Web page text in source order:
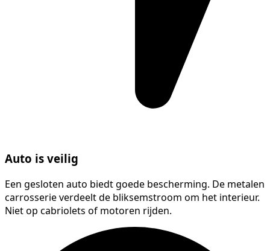
Auto is veilig
Een gesloten auto biedt goede bescherming. De metalen
carrosserie verdeelt de bliksemstroom om het interieur.
Niet op cabriolets of motoren rijden.